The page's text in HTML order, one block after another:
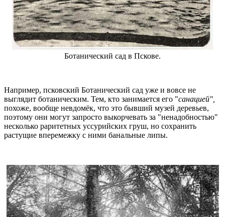
Ботанический сад в Пскове.
Например, псковский Ботанический сад уже и вовсе не
выглядит ботаническим. Тем, кто занимается его "санацией",
похоже, вообще невдомёк, что это бывший музей деревьев,
поэтому они могут запросто выкорчевать за "ненадобностью"
несколько раритетных уссурийских груш, но сохранить
растущие вперемежку с ними банальные липы.